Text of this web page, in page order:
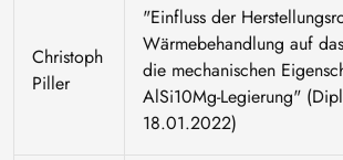
Christoph
Piller
"Einfluss der
Wärmebehandlung auf
die mechanischen
AlSi10Mg-Legierung"
18.01.2022)